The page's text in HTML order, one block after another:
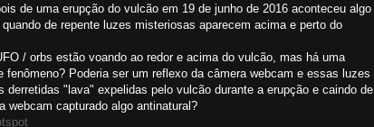
de uma erupção do vulcão em 19 de junho de 2016 aconteceu algo
de repente luzes misteriosas aparecem acima e perto do
/ orbs estão voando ao redor e acima do vulcão, mas há uma
fenômeno? Poderia ser um reflexo da câmera webcam e essas luzes
derretidas "lava" expelidas pelo vulcão durante a erupção e caindo de
webcam capturado algo antinatural?